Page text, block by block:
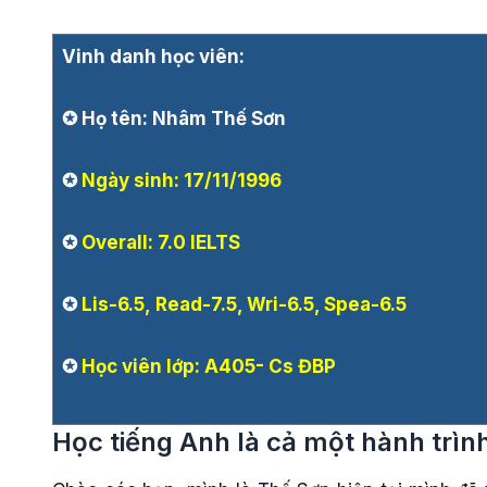
Vinh danh học viên:
✪ Họ tên: Nhâm Thế Sơn
✪ Ngày sinh: 17/11/1996
✪Overall: 7.0 IELTS
✪Lis-6.5, Read-7.5, Wri-6.5, Spea-6.5
✪Học viên lớp: A405- Cs ĐBP
Học tiếng Anh là cả một hành